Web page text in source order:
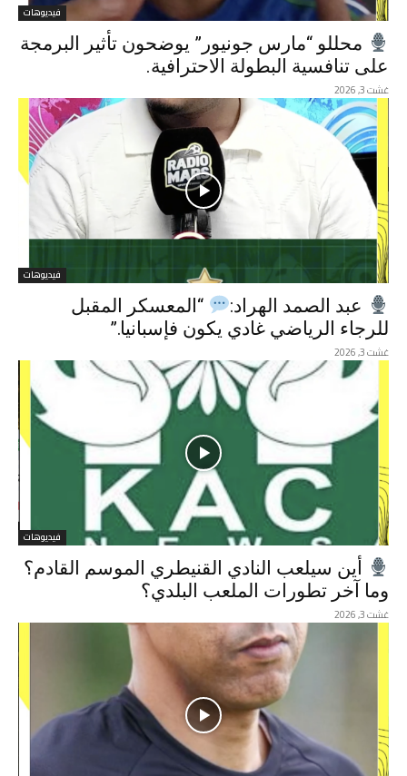
فيديوهات
محللو “مارس جونيور” يوضحون تأثير البرمجة
على تنافسية البطولة الاحترافية.
غشت 3, 2026
فيديوهات
عبد الصمد الهراد:
“المعسكر المقبل
للرجاء الرياضي غادي يكون فإسبانيا.”
غشت 3, 2026
فيديوهات
أين سيلعب النادي القنيطري الموسم القادم؟
وما آخر تطورات الملعب البلدي؟
غشت 3, 2026